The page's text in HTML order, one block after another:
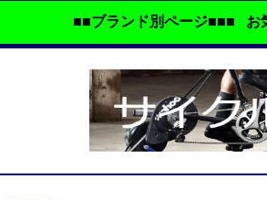
■■ブランド別ページ■■■ お